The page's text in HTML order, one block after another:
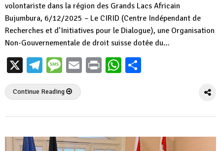
volontariste dans la région des Grands Lacs Africain
Bujumbura, 6/12/2025 – Le CIRID (Centre Indépendant de
Recherches et d’Initiatives pour le Dialogue), une Organisation
Non-Gouvernementale de droit suisse dotée du…
X Telegram
Message
EmailPrintWhatsApp
Continue Reading